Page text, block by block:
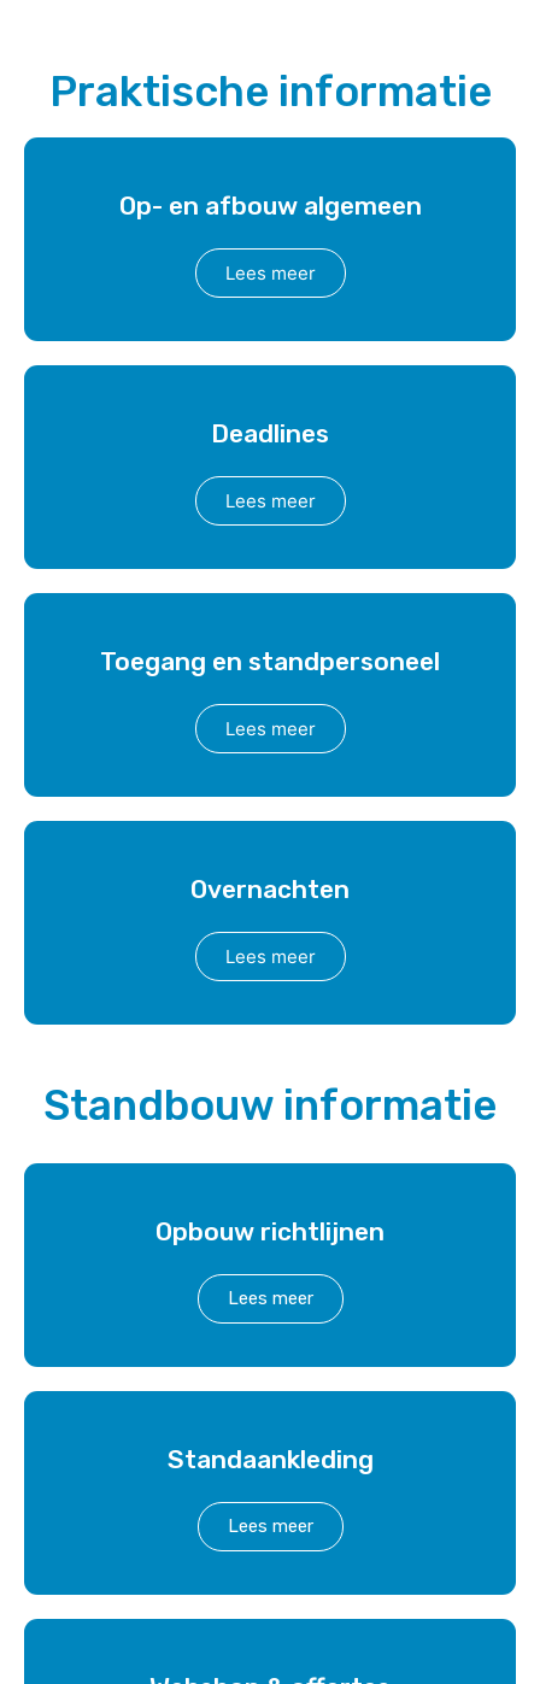
Praktische informatie
Op- en afbouw algemeen
Lees meer
Deadlines
Lees meer
Toegang en standpersoneel
Lees meer
Overnachten
Lees meer
Standbouw informatie
Opbouw richtlijnen
Lees meer
Standaankleding
Lees meer